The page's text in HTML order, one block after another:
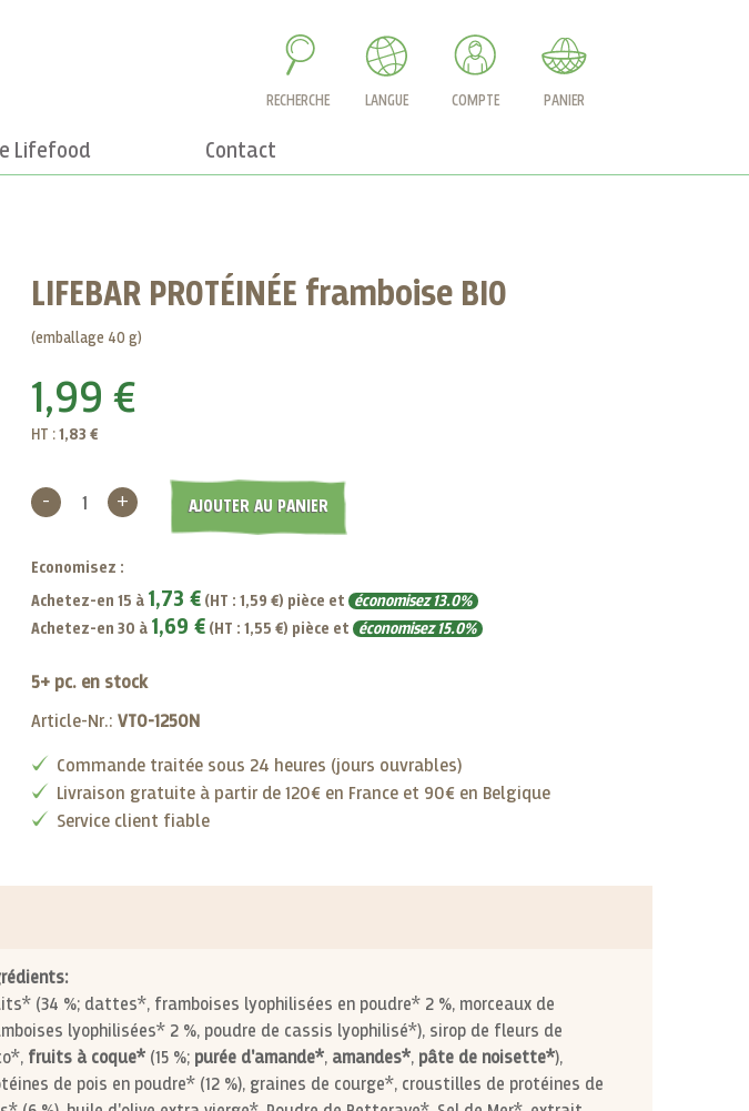
RECHERCHE LANGUE COMPTE PANIER
Lifefood Contact
LIFEBAR PROTÉINÉE framboise BIO
(emballage 40 g)
1,99 €
HT : 1,83 €
- + AJOUTER AU PANIER
Economisez :
Achetez-en 15 à 1,73 € (HT : 1,59 €) pièce et économisez13.0%
Achetez-en 30 à 1,69 € (HT : 1,55 €) pièce et économisez15.0%
5+ pc. en stock
Article-Nr.: VT0-1250N
Commande traitée sous 24 heures (jours ouvrables)
Livraison gratuite à partir de 120€ en France et 90€ en Belgique
Service client fiable
(34 %; dattes*, framboises lyophilisées en poudre* 2 %, morceaux de
lyophilisées* 2 %, poudre de cassis lyophilisé*), sirop de fleurs de
fruits à coque* (15 %; purée d'amande*, amandes*, pâte de noisette*),
de pois en poudre* (12 %), graines de courge*, croustilles de protéines de